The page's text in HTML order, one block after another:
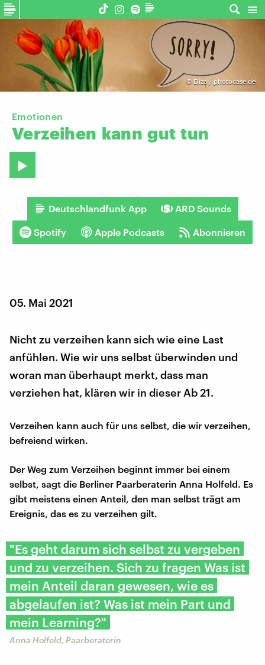
© Eliza / photocase.de
Emotionen
Verzeihen kann gut tun
Deutschlandfunk App ARD Sounds
Spotify Apple Podcasts Abonnieren
05. Mai 2021
Nicht zu verzeihen kann sich wie eine Last
anfühlen. Wie wir uns selbst überwinden und
woran man überhaupt merkt, dass man
verziehen hat, klären wir in dieser Ab 21.
Verzeihen kann auch für uns selbst, die wir verzeihen,
befreiend wirken.
Der Weg zum Verzeihen beginnt immer bei einem
selbst, sagt die Berliner Paarberaterin Anna Holfeld. Es
gibt meistens einen Anteil, den man selbst trägt am
Ereignis, das es zu verzeihen gilt.
"Es geht darum sich selbst zu vergeben
und zu verzeihen. Sich zu fragen Was ist
mein Anteil daran gewesen, wie es
abgelaufen ist? Was ist mein Part und
mein Learning?"
Anna Holfeld, Paarberaterin